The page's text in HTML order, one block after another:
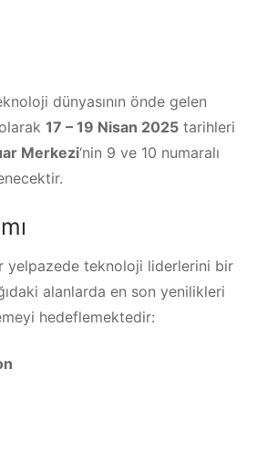
dünyasının önde gelen
17 – 19 Nisan 2025 tarihleri
Merkezi‘nin 9 ve 10 numaralı
yelpazede teknoloji liderlerini bir
alanlarda en son yenilikleri
hedeflemektedir: